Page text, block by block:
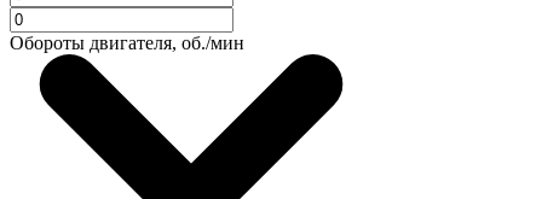
Обороты двигателя, об./мин